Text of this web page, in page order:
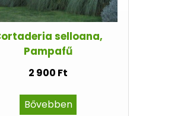
selloana,
Pampafű
2 900 Ft
Bővebben